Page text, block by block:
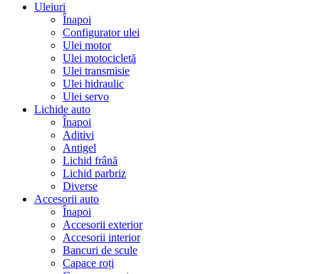
Uleiuri
Înapoi
Configurator ulei
Ulei motor
Ulei motocicletă
Ulei transmisie
Ulei hidraulic
Ulei servo
Lichide auto
Înapoi
Aditivi
Antigel
Lichid frână
Lichid parbriz
Diverse
Accesorii auto
Înapoi
Accesorii exterior
Accesorii interior
Bancuri de scule
Capace roți